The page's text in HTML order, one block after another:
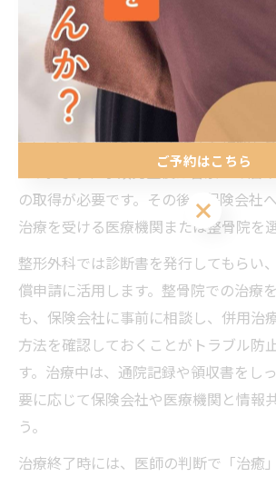
治療開始 診断書
治療終了
症状固定診断書、請求
書類
交通事故治療をスムーズに進めるため
ら完了までに踏むべき手続きを理解し
です。まず、事故発生後は警察への届
の取得が必要です。その後、保険会社
治療を受ける医療機関または整骨院を
整形外科では診断書を発行してもらい
償申請に活用します。整骨院での治療
も、保険会社に事前に相談し、併用治
方法を確認しておくことがトラブル防
す。治療中は、通院記録や領収書をし
要に応じて保険会社や医療機関と情報
う。
治療終了時には、医師の判断で「治癒
ご予約はこちら
ご予約はこちら